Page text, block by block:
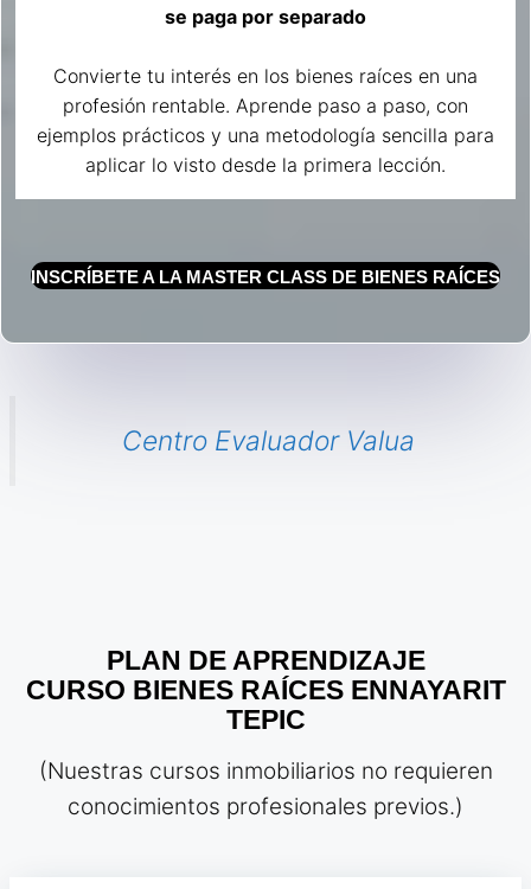
se paga por separado
Convierte tu interés en los bienes raíces en una
profesión rentable. Aprende paso a paso, con
ejemplos prácticos y una metodología sencilla para
aplicar lo visto desde la primera lección.
INSCRÍBETE A LA MASTER CLASS DE BIENES RAÍCES
Centro Evaluador Valua
PLAN DE APRENDIZAJE
CURSO BIENES RAÍCES ENNAYARIT
TEPIC
(Nuestras cursos inmobiliarios no requieren
conocimientos profesionales previos.)